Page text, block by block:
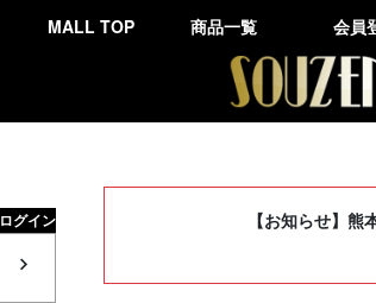
MALL TOP 商品一覧 会員
ログイン
【お知らせ】